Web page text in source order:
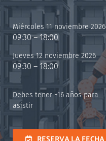
Miércoles 11 noviembre 2026
09:30 – 18:00
Jueves 12 noviembre 2026
09:30 – 18:00
Debes tener +16 años para
asistir